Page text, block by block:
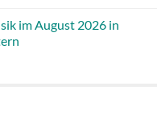
im August 2026 in